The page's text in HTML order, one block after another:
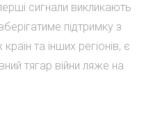
сигнали викликають
підтримку з
та інших регіонів, є
тягар війни ляже на